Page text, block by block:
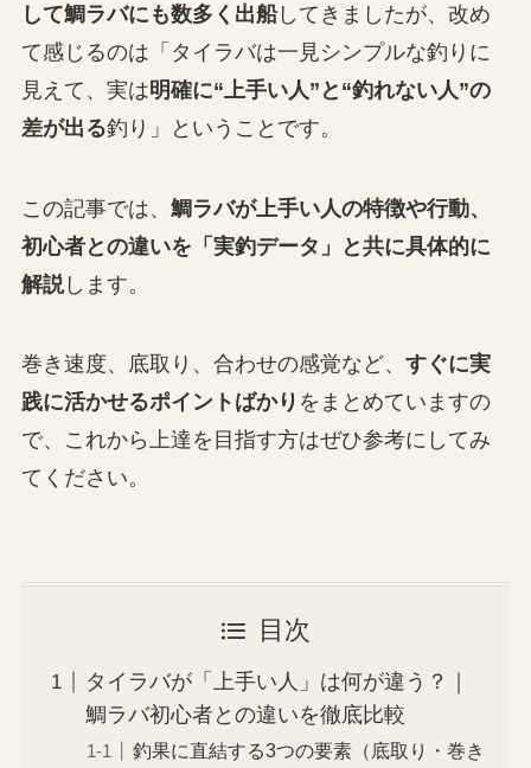
して鯛ラバにも数多く出船してきましたが、改め
て感じるのは「タイラバは一見シンプルな釣りに
見えて、実は明確に“上手い人”と“釣れない人”の
差が出る釣り」ということです。
この記事では、 鯛ラバが上手い人の特徴や行動、
初心者との違いを「実釣データ」と共に具体的に
解説します。
巻き速度、底取り、合わせの感覚など、 すぐに実
践に活かせるポイントばかり をまとめていますの
で、これから上達を目指す方はぜひ参考にしてみ
てください。
目次
タイラバが「上手い人」は何が違う？｜
鯛ラバ初心者との違いを徹底比較
釣果に直結する3つの要素（底取り・巻き